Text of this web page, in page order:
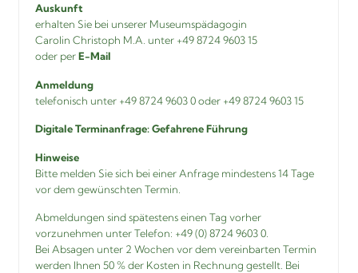
Auskunft
erhalten Sie bei unserer Museumspädagogin
Carolin Christoph M.A. unter +49 8724 9603 15
oder perE-Mail
Anmeldung
telefonisch unter +49 8724 9603 0 oder +49 8724 9603 15
Digitale Terminanfrage:Gefahrene Führung
Hinweise
Bitte melden Sie sich bei einer Anfrage mindestens 14 Tage
vor dem gewünschten Termin.
Abmeldungen sind spätestens einen Tag vorher
vorzunehmen unter Telefon: +49 (0) 8724 9603 0.
Bei Absagen unter 2 Wochen vor dem vereinbarten Termin
werden Ihnen 50 % der Kosten in Rechnung gestellt. Bei